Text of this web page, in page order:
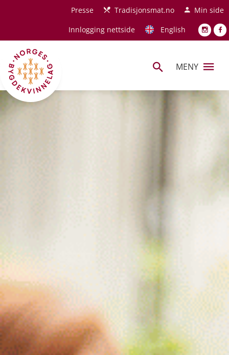
Hopp til hovedinnholdPresse Tradisjonsmat.no
Min side
Innlogging nettside
English
MENY